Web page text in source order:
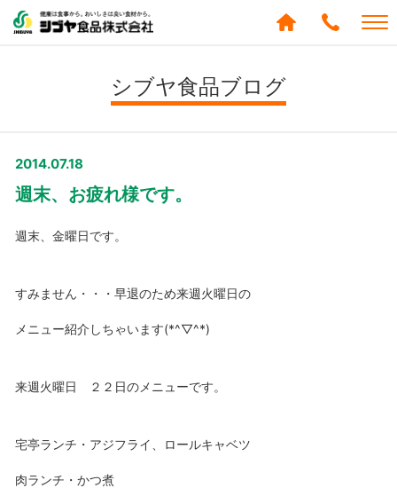
シブヤ食品ブログ
2014.07.18
週末、お疲れ様です。
週末、金曜日です。
すみません・・・早退のため来週火曜日の
メニュー紹介しちゃいます(*^▽^*)
来週火曜日 ２２日のメニューです。
宅亭ランチ・アジフライ、ロールキャベツ
肉ランチ・かつ煮